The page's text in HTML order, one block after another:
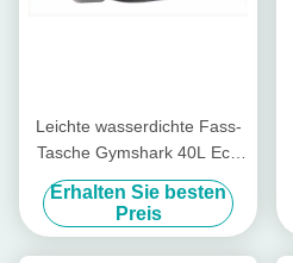
Leichte wasserdichte Fass-
Tasche Gymshark 40L Eco
freundliches EN71 PUs
Erhalten Sie besten
Preis